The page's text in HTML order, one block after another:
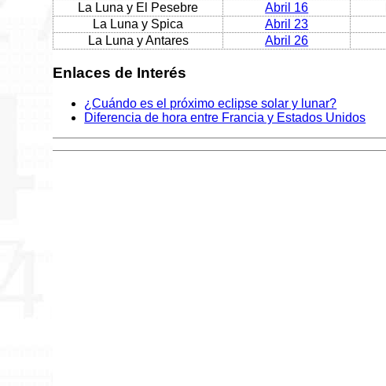
La Luna y El Pesebre
Abril 16
La Luna y Spica
Abril 23
La Luna y Antares
Abril 26
Enlaces de Interés
¿Cuándo es el próximo eclipse solar y lunar?
Diferencia de hora entre Francia y Estados Unidos